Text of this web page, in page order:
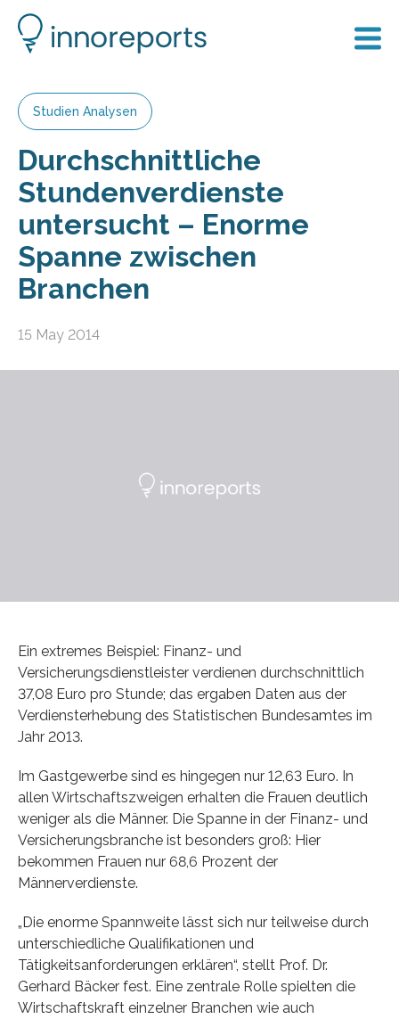
Studien Analysen
Durchschnittliche
Stundenverdienste
untersucht – Enorme
Spanne zwischen
Branchen
15 May 2014
Ein extremes Beispiel: Finanz- und
Versicherungsdienstleister verdienen durchschnittlich
37,08 Euro pro Stunde; das ergaben Daten aus der
Verdiensterhebung des Statistischen Bundesamtes im
Jahr 2013.
Im Gastgewerbe sind es hingegen nur 12,63 Euro. In
allen Wirtschaftszweigen erhalten die Frauen deutlich
weniger als die Männer. Die Spanne in der Finanz- und
Versicherungsbranche ist besonders groß: Hier
bekommen Frauen nur 68,6 Prozent der
Männerverdienste.
„Die enorme Spannweite lässt sich nur teilweise durch
unterschiedliche Qualifikationen und
Tätigkeitsanforderungen erklären“, stellt Prof. Dr.
Gerhard Bäcker fest. Eine zentrale Rolle spielten die
Wirtschaftskraft einzelner Branchen wie auch